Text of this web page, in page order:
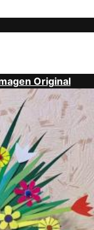
Original